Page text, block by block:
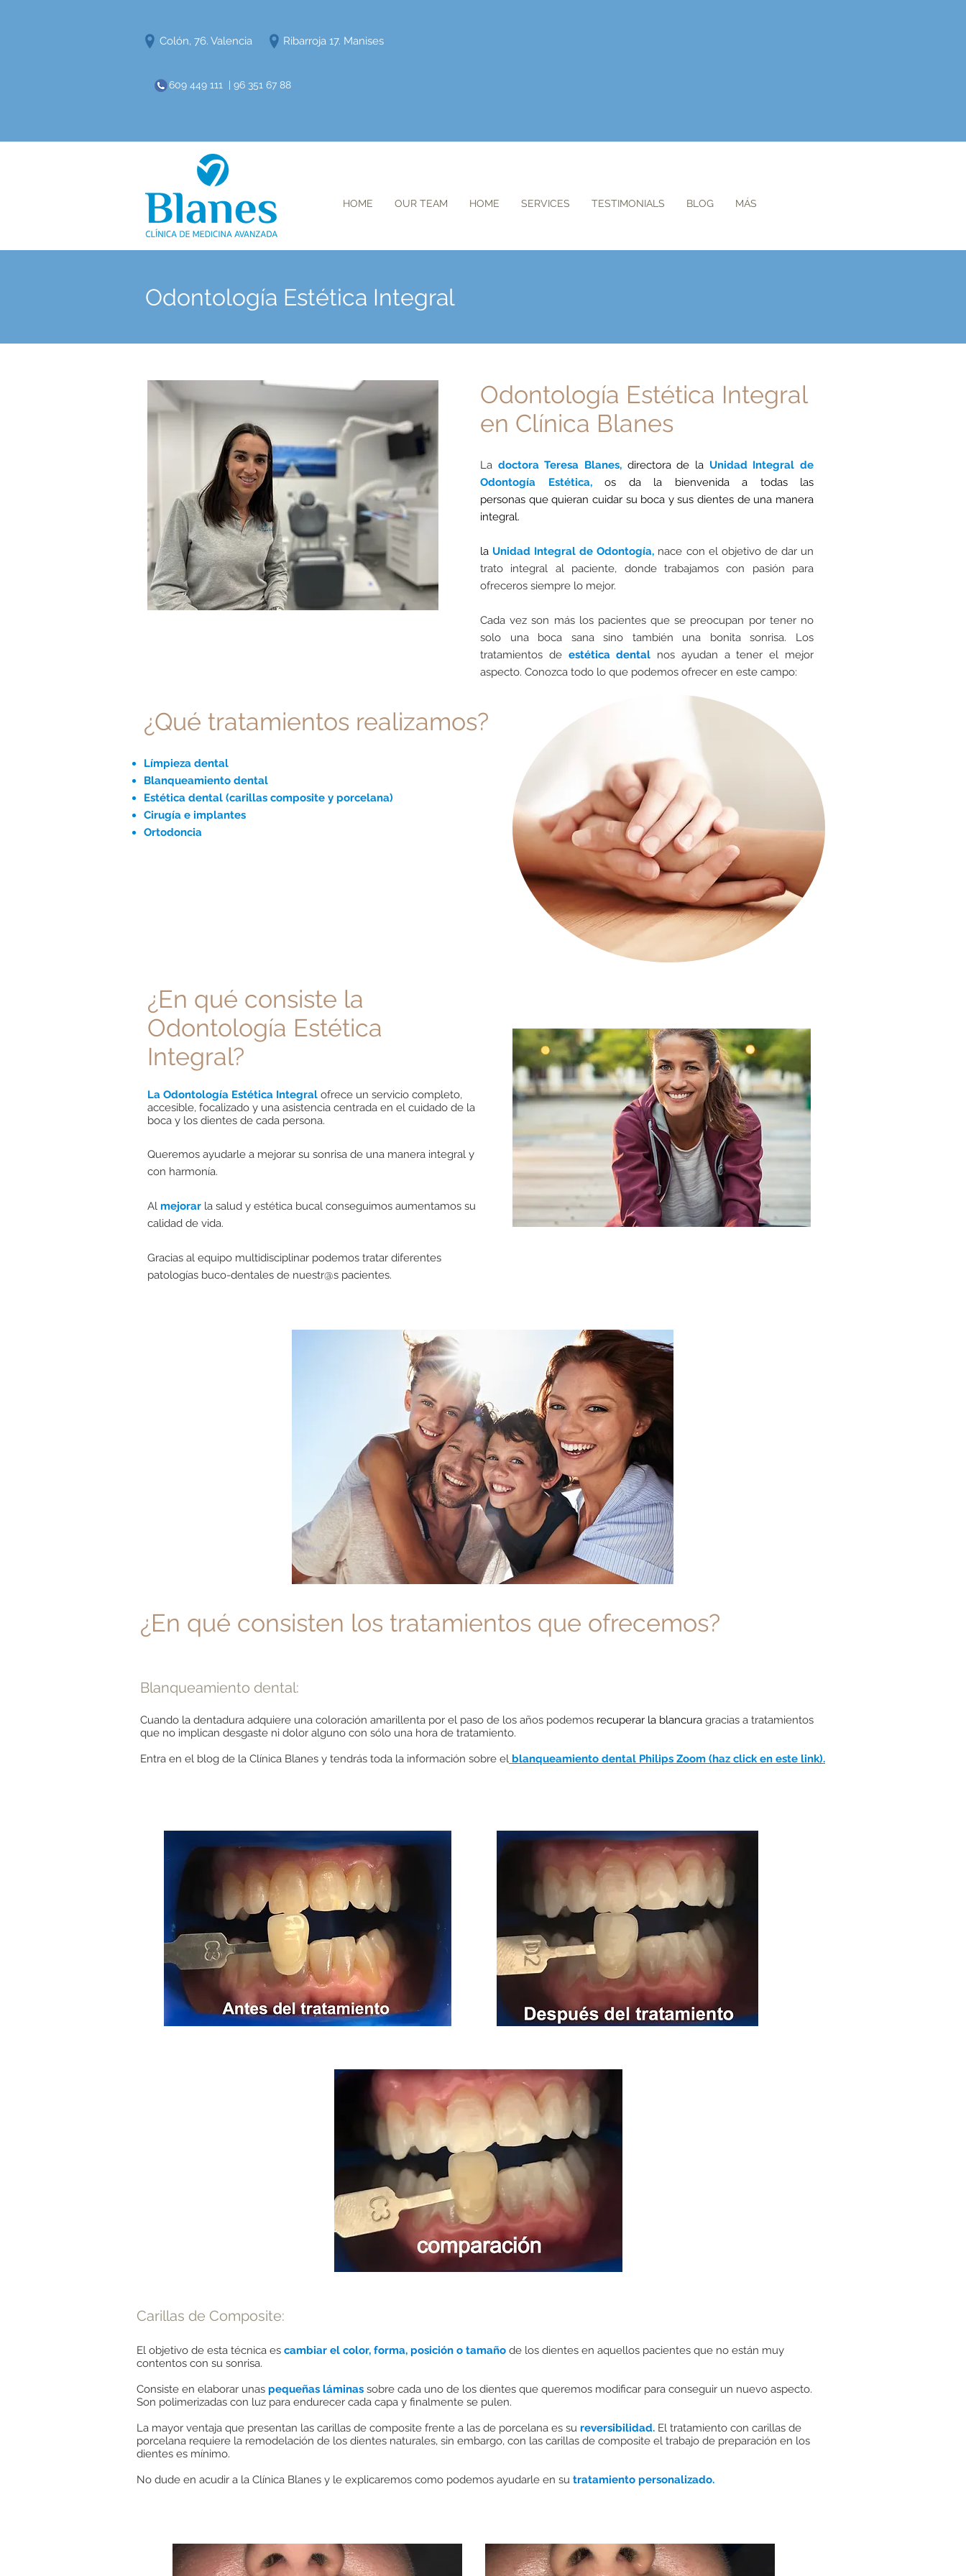
Colón, 76. Valencia Ribarroja 17. Manises
609 449 111 | 96 351 67 88
HOME OUR TEAM HOME SERVICES TESTIMONIALS BLOG MÁS
Odontología Estética Integral
Odontología Estética Integral
en Clínica Blanes
La doctora Teresa Blanes, directora de la Unidad Integral de
Odontogía Estética,
os da la bienvenida a todas las
personas quequieran cuidar su boca y sus dientes de una manera
integral.
la Unidad Integral de Odontogía, nace con el objetivo de dar un
trato integral al paciente, donde trabajamos con pasión para
ofreceros siempre lo mejor.
Cada vez son más los pacientes que se preocupan por tener no
solo una boca sana sino también una bonita sonrisa. Los
tratamientos de estética dental nos ayudan a tener el mejor
aspecto. Conozca todo lo que podemos ofrecer en este campo:
¿Qué tratamientos realizamos?
Límpieza dental
Blanqueamiento dental
Estética dental (carillas composite y porcelana)
Cirugía e implantes
Ortodoncia
¿En qué consiste la
Odontología Estética
Integral?
La Odontología Estética Integral ofrece un servicio completo,
accesible, focalizado y una asistencia centrada en el cuidado de la
boca y los dientes de cada persona.
Queremos ayudarle a mejorar su sonrisa de una manera integral y
con harmonía.
Al mejorar la salud y estética bucal conseguimos aumentamos su
calidad de vida.
Gracias al equipo multidisciplinar podemos tratar diferentes
patologías buco-dentales de nuestr@s pacientes.
¿En qué consisten los tratamientos que ofrecemos?
Blanqueamiento dental:
Cuando la dentadura adquiere una coloración amarillenta por el paso de los años podemos recuperar la blancura gracias a tratamientos
que no implican desgaste ni dolor alguno con sólo una hora de tratamiento.
Entra en el blog de la Clínica Blanes y tendrás toda la información sobre el blanqueamiento dental Philips Zoom (haz click en este link).
Carillas de Composite:
El objetivo de esta técnica es cambiar el color, forma, posición o tamaño de los dientes en aquellos pacientes que no están muy
contentos con su sonrisa.
Consiste en elaborar unas pequeñas láminas sobre cada uno de los dientes que queremos modificar para conseguir un nuevo aspecto.
Son polimerizadas con luz para endurecer cada capa y finalmente se pulen.
La mayor ventaja que presentan las carillas de composite frente a las de porcelana es su reversibilidad. El tratamiento con carillas de
porcelana requiere la remodelación de los dientes naturales, sin embargo, con las carillas de composite el trabajo de preparación en los
dientes es mínimo.
No dude en acudir a la Clínica Blanes y le explicaremos como podemos ayudarle en su tratamiento personalizado.